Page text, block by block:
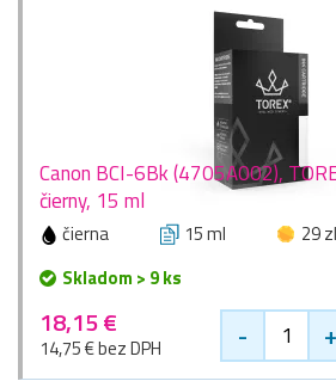
Canon BCI-6Bk (4705A002),
čierny, 15 ml
čierna 15 ml
29
Skladom > 9 ks
18,15 €
14,75 € bez DPH - +